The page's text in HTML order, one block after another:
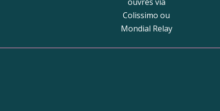
Colissimo ou
Mondial Relay